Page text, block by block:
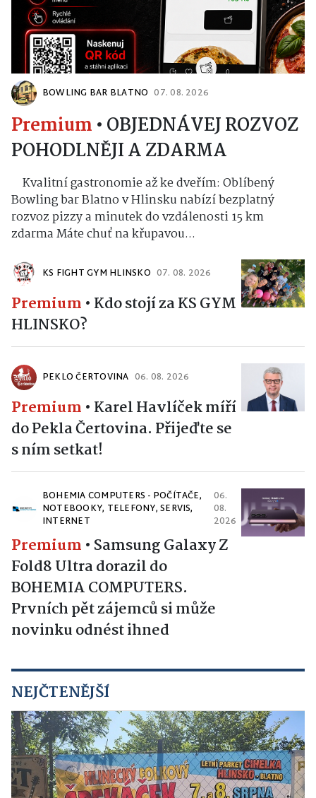
BOWLING BAR BLATNO 07. 08. 2026
Premium • OBJEDNÁVEJ ROZVOZ
POHODLNĚJI A ZDARMA
Kvalitní gastronomie až ke dveřím: Oblíbený
Bowling bar Blatno v Hlinsku nabízí bezplatný
rozvoz pizzy a minutek do vzdálenosti 15 km
zdarma Máte chuť na křupavou...
KS FIGHT GYM HLINSKO 07. 08. 2026
Premium • Kdo stojí za KS GYM
HLINSKO?
PEKLO ČERTOVINA 06. 08. 2026
Premium • Karel Havlíček míří
do Pekla Čertovina. Přijeďte se
s ním setkat!
BOHEMIA COMPUTERS - POČÍTAČE,
NOTEBOOKY, TELEFONY, SERVIS,
INTERNET
06.
08.
2026
Premium • Samsung Galaxy Z
Fold8 Ultra dorazil do
BOHEMIA COMPUTERS.
Prvních pět zájemců si může
novinku odnést ihned
NEJČTENĚJŠÍ